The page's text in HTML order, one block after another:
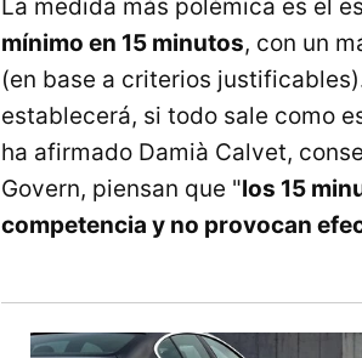
La medida más polémica es el
mínimo en 15 minutos, con un
(en base a criterios
establecerá, si todo sale como
ha afirmado Damià Calvet,
Govern, piensan que "los 15
competencia y no provocan